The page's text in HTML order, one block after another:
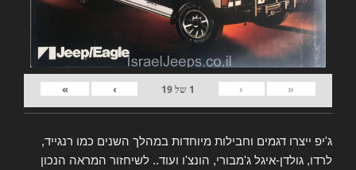
«
‹
1 של19
›
»
ג'יפ ייצרו דגמים וחבילות מיוחדות במהלך השנים כמו רנגייד,
לרדו, גולדן-איגל ג'מבורי, הונצ'ו ועוד.. לשיחזור המראה הנכון